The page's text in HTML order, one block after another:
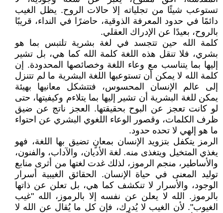
تستوعب شيئًا من تجلياته إلا حالات الروح. يظل الغيب
دائمًا في حدود المعرفة الذوقية، حاضرًا في النداء، قريبًا
بالروح، بعيدًا عن الإدراك العقلي.
كلمة الله حين تتجسد في لغة بشرية تلتبس بما هو
بشري، فلا تنقل هذه اللغة كلمة الله كما هي، بل تشير
إليها بما يتناسب مع وعاء اللغة وخصائصها المحدودة. إن
كلمة الله لا يمكن أن تستوعبها اللغة البشرية ما لم تتنزل
إلى عالم الإنسان المحسوس، فتتشكل معانيها بهيئة
يمكن للغة البشرية أن تشير إليها بما يتلاءم وكيفيتها، حتى
لو كانت تعجز عن البوح بحقيقتها. العجز ناتج عن ضيق
ظرف الكلمات، وقصور الوعاء اللغوي البشري عن احتواء
ما هو إلهي لا تحده حدود.
الرمز يتكفل بتزويد الإنسان بمعانٍ تضيق بها اللغة، فهو
يغذي المتخيل ويتغذى منه. لغة الأديان، والآداب، والفنون،
والأساطير، منجم الرموز، لذلك غدت لغتها من أثرى منابع
توليد المعنى في حياة الإنسان. الحقائق الغيبية أسرار
الوجود، والأسرار لا تنكشف كما هي، بل تعلن عن ذاتها
بالرموز. الله لا يعلن عن نفسه إلا بالرموز، الله "غيب
الغيوب". لأن الغيب لا يُدرك، فإن كل ما يُقال عن الله لا